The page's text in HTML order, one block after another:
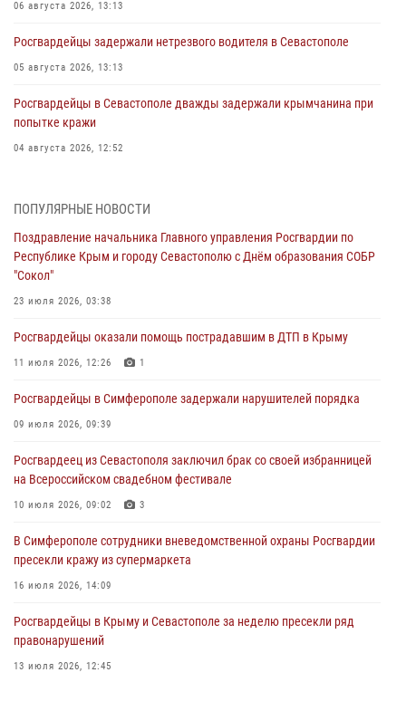
06 августа 2026, 13:13
Росгвардейцы задержали нетрезвого водителя в Севастополе
05 августа 2026, 13:13
Росгвардейцы в Севастополе дважды задержали крымчанина при
попытке кражи
04 августа 2026, 12:52
мужчину
Росгвардия в Крыму и Севастополе задержала ряд
правонарушителей
03 августа 2026, 14:08
В Симферополе росгвардейцы задержали гражданина,
подозреваемого в совершении серии краж
Росгвардейцы оперативно задержали нарушителя на охраняемом
30 июля 2026, 12:13
ПОПУЛЯРНЫЕ НОВОСТИ
Поздравление начальника Главного управления Росгвардии по
Республике Крым и городу Севастополю с Днём образования СОБР
"Сокол"
23 июля 2026, 03:38
Росгвардейцы оказали помощь пострадавшим в ДТП в Крыму
11 июля 2026, 12:26 1
Росгвардейцы в Симферополе задержали нарушителей порядка
09 июля 2026, 09:39
Росгвардеец из Севастополя заключил брак со своей избранницей
на Всероссийском свадебном фестивале
10 июля 2026, 09:02 3
В Симферополе сотрудники вневедомственной охраны Росгвардии
пресекли кражу из супермаркета
16 июля 2026, 14:09
Росгвардейцы в Крыму и Севастополе за неделю пресекли ряд
правонарушений
13 июля 2026, 12:45